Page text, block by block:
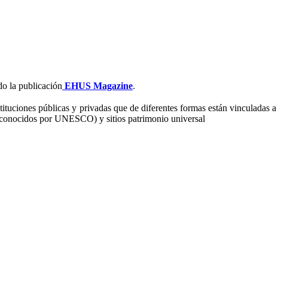
la publicación EHUS Magazine.
públicas y privadas que de diferentes formas están vinculadas a
por UNESCO) y sitios patrimonio universal